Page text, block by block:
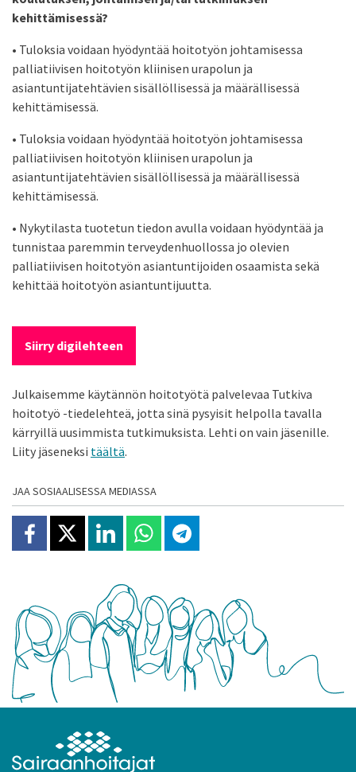
kehittämisessä?
• Tuloksia voidaan hyödyntää hoitotyön johtamisessa
palliatiivisen hoitotyön kliinisen urapolun ja
asiantuntijatehtävien sisällöllisessä ja määrällisessä
kehittämisessä.
• Tuloksia voidaan hyödyntää hoitotyön johtamisessa
palliatiivisen hoitotyön kliinisen urapolun ja
asiantuntijatehtävien sisällöllisessä ja määrällisessä
kehittämisessä.
• Nykytilasta tuotetun tiedon avulla voidaan hyödyntää ja
tunnistaa paremmin terveydenhuollossa jo olevien
palliatiivisen hoitotyön asiantuntijoiden osaamista sekä
kehittää hoitotyön asiantuntijuutta.
Siirry digilehteen
Julkaisemme käytännön hoitotyötä palvelevaa Tutkiva
hoitotyö -tiedelehteä, jotta sinä pysyisit helpolla tavalla
kärryillä uusimmista tutkimuksista. Lehti on vain jäsenille.
Liity jäseneksi täältä.
JAA SOSIAALISESSA MEDIASSA
Jaa Facebookissa
Jaa X:ssäJaa Linkedinissä
Jaa Whatsappissa
Jaa Telegramissa